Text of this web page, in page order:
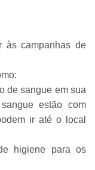
às campanhas de
de sangue em sua
estão com
ir até o local
higiene para os